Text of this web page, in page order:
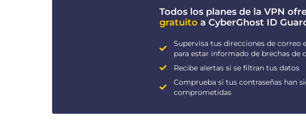
Todos los planes de la VPN
gratuito a CyberGhost ID
Supervisa tus direcciones de correo
para estar informado de brechas de
Recibe alertas si se filtran tus datos
Comprueba si tus contraseñas han
comprometidas